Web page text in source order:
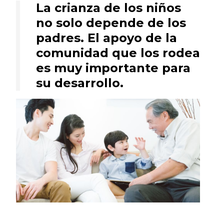
La crianza de los niños
no solo depende de los
padres. El apoyo de la
comunidad que los rodea
es muy importante para
su desarrollo.